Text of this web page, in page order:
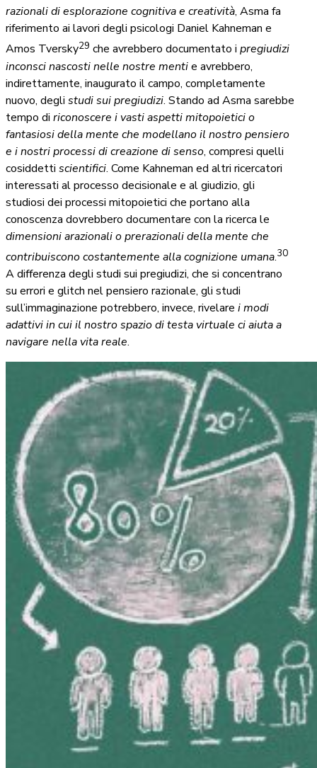
razionali di esplorazione cognitiva e creatività, Asma fa
riferimento ai lavori degli psicologi Daniel Kahneman e
Amos Tversky29 che avrebbero documentato i pregiudizi
inconsci nascosti nelle nostre mentie avrebbero,
indirettamente, inaugurato il campo, completamente
nuovo, degli studi sui pregiudizi. Stando ad Asma sarebbe
tempo di riconoscere i vasti aspetti mitopoietici o
fantasiosi della mente che modellano il nostro pensiero
e i nostri processi di creazione di senso, compresi quelli
cosiddetti scientifici. Come Kahneman ed altri ricercatori
interessati al processo decisionale e al giudizio, gli
studiosi dei processi mitopoietici che portano alla
conoscenza dovrebbero documentare con la ricerca le
dimensioni arazionali o prerazionali della mente che
contribuiscono costantemente alla cognizione umana.30
A differenza degli studi sui pregiudizi, che si concentrano
su errori e glitch nel pensiero razionale, gli studi
sull’immaginazione potrebbero, invece, rivelare i modi
adattiviin cui il nostro spazio di testa virtuale ci aiuta a
navigare nella vita reale.